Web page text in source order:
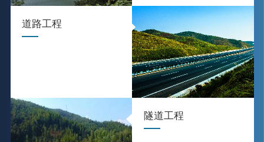
道路工程
隧道工程